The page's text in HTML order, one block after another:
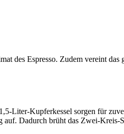
des Espresso. Zudem vereint das
Liter-Kupferkessel sorgen für
auf. Dadurch brüht das Zwei-